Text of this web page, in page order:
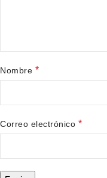
Nombre *
Correo electrónico *